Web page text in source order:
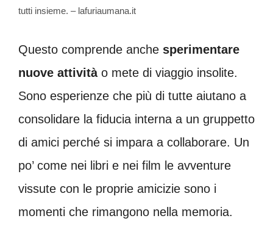
tutti insieme. – lafuriaumana.it
Questo comprende anche sperimentare
nuove attivitào mete di viaggio insolite.
Sono esperienze che più di tutte aiutano a
consolidare la fiducia interna a un gruppetto
di amici perché si impara a collaborare. Un
po’ come nei libri e nei film le avventure
vissute con le proprie amicizie sono i
momenti che rimangono nella memoria.